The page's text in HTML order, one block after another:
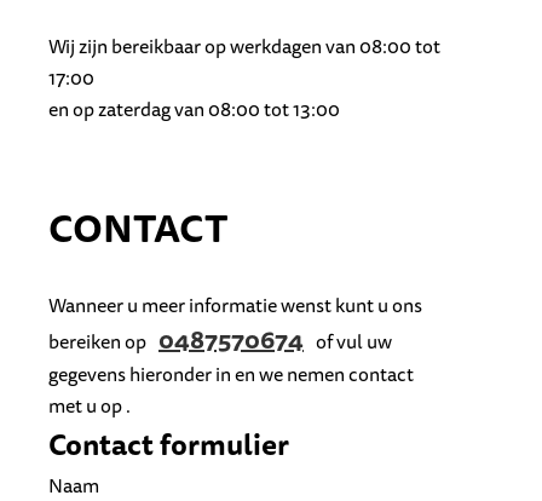
Wij zijn bereikbaar op werkdagen van 08:00 tot
17:00
en op zaterdag van 08:00 tot 13:00
CONTACT
Wanneer u meer informatie wenst kunt u ons
bereiken op 0487570674 of vul uw
gegevens hieronder in en we nemen contact
met u op .
Contact formulier
Naam